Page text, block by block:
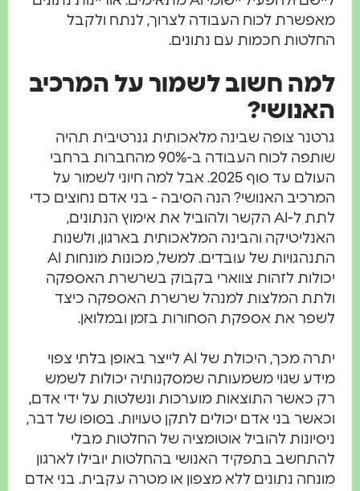
לכוח העבודה לצרוך, לנתח ולקבל
חכמות עם נתונים.
חשוב לשמור על המרכיב
צופה שבינה מלאכותית גנרטיבית תהיה
שותפה לכוח העבודה ב-90% מהחברות ברחבי
העולם עד סוף 2025. אבל למה חיוני לשמור על
האנושי? הנה הסיבה - בני אדם נחוצים כדי
לתת ל-AI הקשר ולהוביל את אימוץ הנתונים,
והבינה המלאכותית בארגון, ולשנות
התנהגויות של עובדים. למשל, מכונות מונחות AI
לזהות צווארי בקבוק בשרשרת האספקה
המלצות למנהל שרשרת האספקה כיצד
את אספקת הסחורות בזמן ובמלואן.
יתרה מכך, היכולת של AI לייצר באופן בלתי צפוי
שגוי משמעותה שמסקנותיה יכולות לשמש
כאשר התוצאות מוערכות ונשלטות על ידי אדם,
בני אדם יכולים לתקן טעויות. בסופו של דבר,
להוביל אוטומציה של החלטות מבלי
בתפקיד האנושי בהחלטות יובילו לארגון
נתונים ללא מצפון או מטרה עקבית. בני אדם